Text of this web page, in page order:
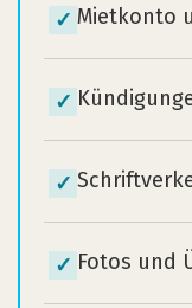
✓ Mietkonto
✓
✓
✓ Fotos und